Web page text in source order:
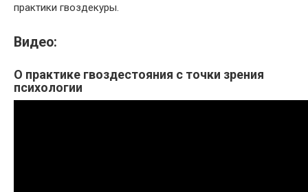
практики гвоздекуры.
Видео:
О практике гвоздестояния с точки зрения
психологии